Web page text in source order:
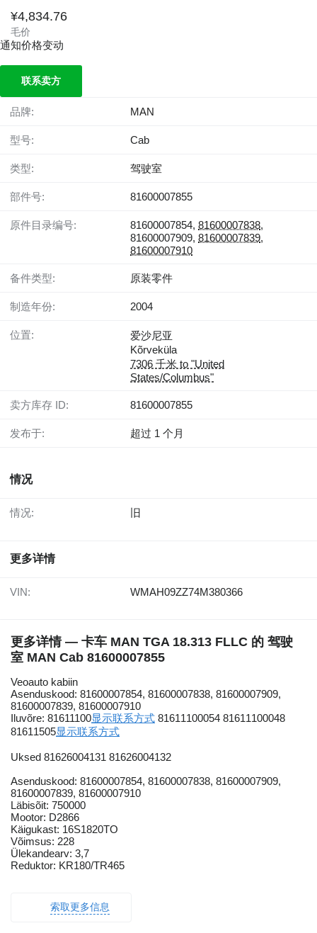
¥4,834.76
毛价
通知价格变动
联系卖方
品牌: MAN
型号: Cab
类型: 驾驶室
部件号: 81600007855
原件目录编号: 81600007854, 81600007838,
81600007909, 81600007839,
81600007910
备件类型: 原装零件
制造年份: 2004
位置:
爱沙尼亚
Kõrveküla
7306 千米 to "United
States/Columbus"
卖方库存 ID: 81600007855
发布于: 超过 1 个月
情况
情况: 旧
更多详情
VIN: WMAH09ZZ74M380366
更多详情 — 卡车 MAN TGA 18.313 FLLC 的 驾驶
室 MAN Cab 81600007855
Veoauto kabiin
Asenduskood: 81600007854, 81600007838, 81600007909,
81600007839, 81600007910
Iluvõre: 81611100显示联系方式 81611100054 81611100048
81611505显示联系方式
Uksed 81626004131 81626004132
Asenduskood: 81600007854, 81600007838, 81600007909,
81600007839, 81600007910
Läbisõit: 750000
Mootor: D2866
Käigukast: 16S1820TO
Võimsus: 228
Ülekandearv: 3,7
Reduktor: KR180/TR465
索取更多信息